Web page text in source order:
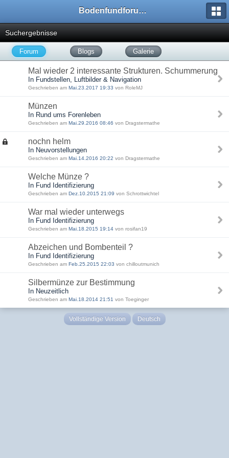
Bodenfundforum.com
Suchergebnisse
Forum Blogs Galerie
Mal wieder 2 interessante Strukturen. Schummerung
In Fundstellen, Luftbilder & Navigation
Geschrieben am Mai.23.2017 19:33 von RoleMJ
Münzen
In Rund ums Forenleben
Geschrieben am Mai.29.2016 08:46 von Dragstermathe
nochn helm
In Neuvorstellungen
Geschrieben am Mai.14.2016 20:22 von Dragstermathe
Welche Münze ?
In Fund Identifizierung
Geschrieben am Dez.10.2015 21:09 von Schrottwichtel
War mal wieder unterwegs
In Fund Identifizierung
Geschrieben am Mai.18.2015 19:14 von rosifan19
Abzeichen und Bombenteil ?
In Fund Identifizierung
Geschrieben am Feb.25.2015 22:03 von chilloutmunich
Silbermünze zur Bestimmung
In Neuzeitlich
Geschrieben am Mai.18.2014 21:51 von Toeginger
Vollständige Version Deutsch